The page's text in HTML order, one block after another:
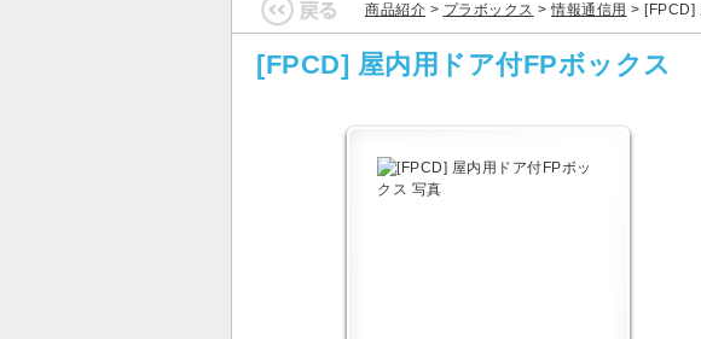
商品紹介 > プラボックス >情報通信用 > [FPCD]
[FPCD] 屋内用ドア付FPボックス